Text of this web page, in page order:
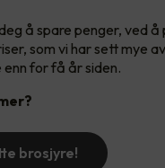
å spare penger, ved
som vi har sett mye
enn for få år siden.
brosjyre!